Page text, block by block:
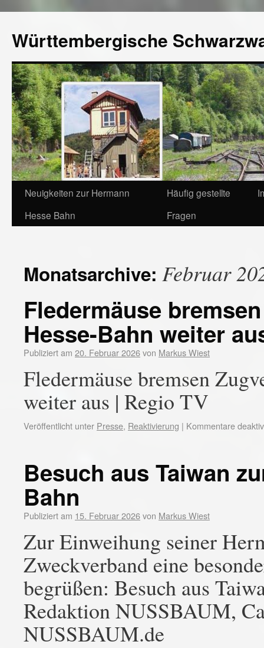
Württembergische
Neuigkeiten zur Hermann
Hesse Bahn
Häufig gestellte
Fragen
Monatsarchive: Februar
Fledermäuse
Hesse-Bahn weiter
Publiziert am 20. Februar 2026von Markus Wiest
Fledermäuse bremsen
weiter aus | Regio TV
Veröffentlicht unter Presse, Reaktivierung | Kommentare
Besuch aus Taiwan
Bahn
Publiziert am 15. Februar 2026von Markus Wiest
Zur Einweihung seiner
Zweckverband eine
begrüßen: Besuch aus
Redaktion NUSSBAUM,
NUSSBAUM.de